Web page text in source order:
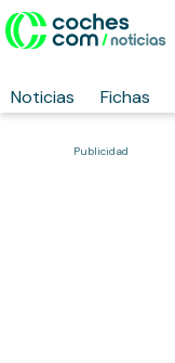
Noticias Fichas
Publicidad